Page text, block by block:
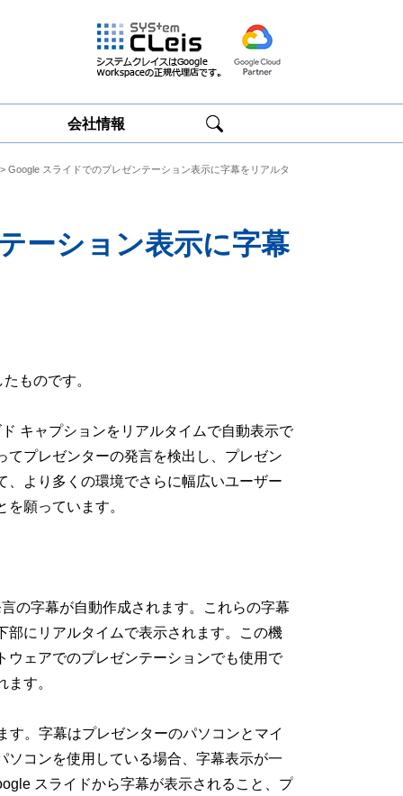
Google
Google
会社情報
> Google スライドでのプレゼンテーション表示に字幕をリアルタ
ーション表示に字幕
ものです。
キャプションをリアルタイムで自動表示で
てプレゼンターの発言を検出し、プレゼン
より多くの環境でさらに幅広いユーザー
願っています。
の字幕が自動作成されます。これらの字幕
部にリアルタイムで表示されます。この機
ウェアでのプレゼンテーションでも使用で
す。
す。字幕はプレゼンターのパソコンとマイ
ソコンを使用している場合、字幕表示が一
スライドから字幕が表示されること、プ